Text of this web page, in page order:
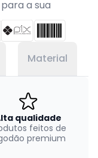
a sua
Material
qualidade
feitos de
premium